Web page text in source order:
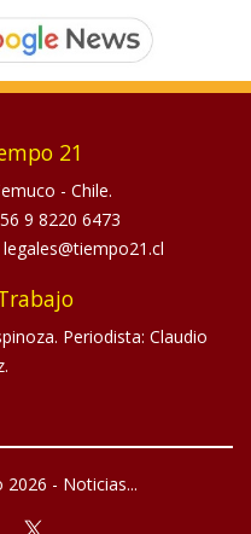
21
- Chile.
9 8220 6473
Periodista: Claudio
- Noticias...